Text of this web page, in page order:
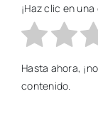
¡Haz clic en
Hasta ahora,
contenido.